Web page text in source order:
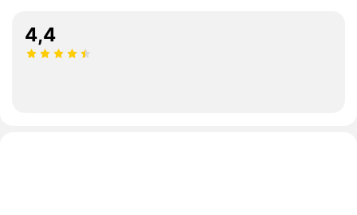
4,4